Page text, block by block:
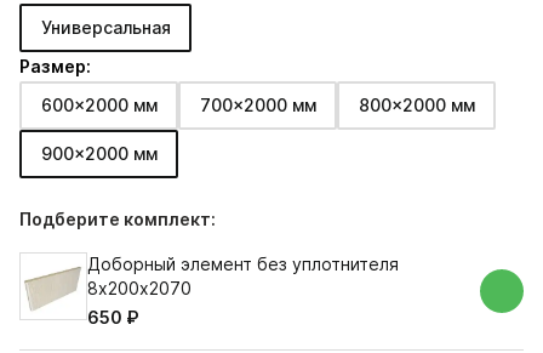
Универсальная
Размер:
600x2000 мм
700x2000 мм 800x2000 мм
900x2000 мм
Подберите комплект:
Доборный элемент без уплотнителя
8х200х2070
650 ₽